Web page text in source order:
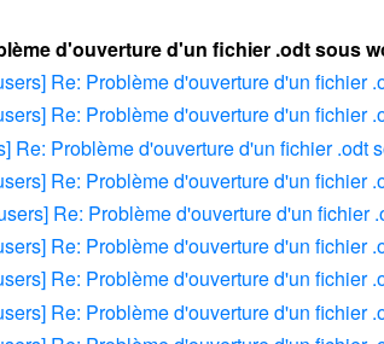
d'ouverture d'un fichier .odt sous
Re: Problème d'ouverture d'un fichier
Re: Problème d'ouverture d'un fichier
Re: Problème d'ouverture d'un fichier .odt
Re: Problème d'ouverture d'un fichier
Re: Problème d'ouverture d'un fichier
Re: Problème d'ouverture d'un fichier
Re: Problème d'ouverture d'un fichier
Re: Problème d'ouverture d'un fichier